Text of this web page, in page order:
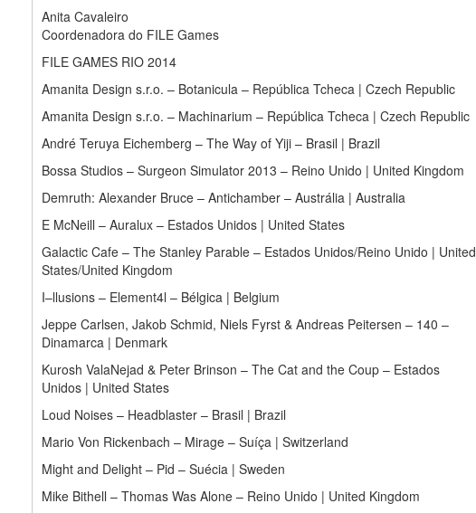
Anita Cavaleiro
Coordenadora do FILE Games
FILE GAMES RIO 2014
Amanita Design s.r.o. – Botanicula – República Tcheca | Czech Republic
Amanita Design s.r.o. – Machinarium – República Tcheca | Czech Republic
André Teruya Eichemberg – The Way of Yiji – Brasil | Brazil
Bossa Studios – Surgeon Simulator 2013 – Reino Unido | United Kingdom
Demruth: Alexander Bruce – Antichamber – Austrália | Australia
E McNeill – Auralux – Estados Unidos | United States
Galactic Cafe – The Stanley Parable – Estados Unidos/Reino Unido | United
States/United Kingdom
I–llusions – Element4l – Bélgica | Belgium
Jeppe Carlsen, Jakob Schmid, Niels Fyrst & Andreas Peitersen – 140 –
Dinamarca | Denmark
Kurosh ValaNejad & Peter Brinson – The Cat and the Coup – Estados
Unidos | United States
Loud Noises – Headblaster – Brasil | Brazil
Mario Von Rickenbach – Mirage – Suíça | Switzerland
Might and Delight – Pid – Suécia | Sweden
Mike Bithell – Thomas Was Alone – Reino Unido | United Kingdom